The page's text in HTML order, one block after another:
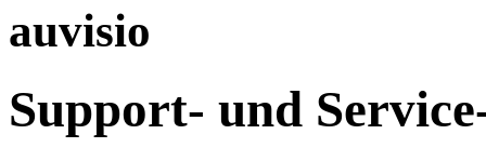
auvisio
Support- und